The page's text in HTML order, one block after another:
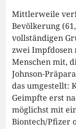
Mittlerweile
Bevölkerung
vollständigen
zwei Impfdosen
Menschen mit,
Johnson-
das umgestellt:
Geimpfte erst
möglichst mit
Biontech/Pfizer